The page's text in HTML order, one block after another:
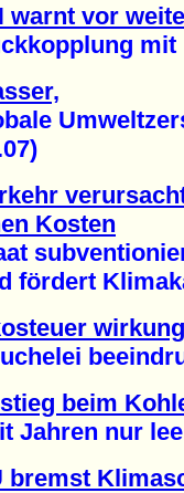
warnt vor
mit
Kosten
beim
nur
bremst